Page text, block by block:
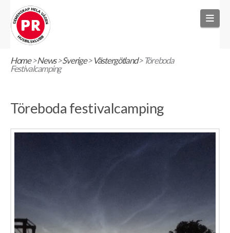
Home>News>Sverige>Västergötland>Töreboda
Festivalcamping
Töreboda festivalcamping